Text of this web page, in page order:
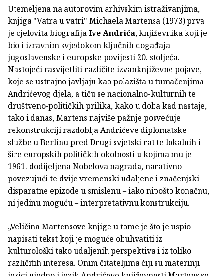
Utemeljena na autorovim arhivskim istraživanjima,
knjiga "Vatra u vatri" Michaela Martensa (1973) prva
je cjelovita biografijaIve Andrića, književnika koji je
bio i izravnim svjedokom ključnih događaja
jugoslavenske i europske povijesti 20. stoljeća.
Nastojeći rasvijetliti različite izvanknjiževne pojave,
koje se ustrajno javljaju kao polazišta u tumačenjima
Andrićevog djela, a tiču se nacionalno-kulturnih te
društveno-političkih prilika, kako u doba kad nastaje,
tako i danas, Martens najviše pažnje posvećuje
rekonstrukciji razdoblja Andrićeve diplomatske
službe u Berlinu pred Drugi svjetski rat te lokalnih i
šire europskih političkih okolnosti u kojima mu je
1961. dodijeljena Nobelova nagrada, narativno
povezujući te dvije vremenski udaljene i značenjski
disparatne epizode u smislenu – iako nipošto konačnu,
ni jedinu moguću – interpretativnu konstrukciju.
„Veličina Martensove knjige u tome je što je uspio
napisati tekst koji je moguće obuhvatiti iz
kulturološki tako udaljenih perspektiva i iz toliko
različitih interesa. Onim čitateljima čiji su materinji